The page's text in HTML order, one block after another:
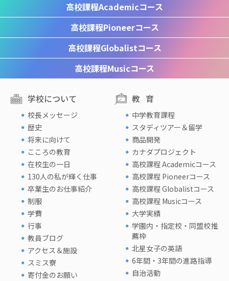
高校課程Academicコース
高校課程Pioneerコース
高校課程Globalistコース
高校課程Musicコース
学校について
校長メッセージ
歴史
将来に向けて
こころの教育
在校生の一日
130人の私が輝く仕事
卒業生のお仕事紹介
制服
学費
行事
教員ブログ
アクセス＆施設
スミス寮
寄付金のお願い
教育
中学教育課程
スタディツアー＆留学
商品開発
カナダプロジェクト
高校課程 Academicコース
高校課程 Pioneerコース
高校課程 Globalistコース
高校課程 Musicコース
大学実績
学園内・指定校・同盟校推
薦枠
北星女子の英語
6年間・3年間の進路指導
自治活動